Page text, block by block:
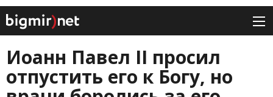
Иоанн Павел II просил
отпустить его к Богу, но